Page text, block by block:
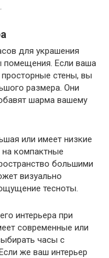
для украшения
помещения. Если ваша
стены, вы
размера. Они
шарма вашему
или имеет низкие
на компактные
большими
визуально
тесноты.
интерьера при
современные или
часы с
же ваш интерьер